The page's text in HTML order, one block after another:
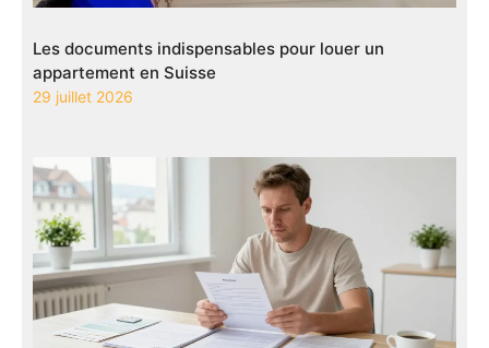
Les documents indispensables pour louer un
appartement en Suisse
29 juillet 2026